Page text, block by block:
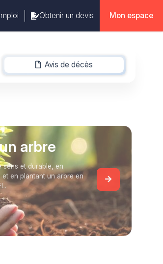
Obtenir un devis Mon espace
Avis de décès
-
arbre
sens et durable, en
en plantant un arbre en